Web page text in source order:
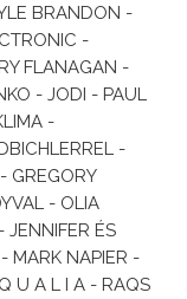
BRANDON -
-
FLANAGAN -
- JODI - PAUL
-
-
GREGORY
- OLIA
ÉS
MARK NAPIER -
U A L I A - RAQS